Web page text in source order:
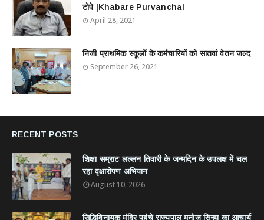
टोपे |Khabare Purvanchal
April 28, 2021
निजी प्राथमिक स्कूलों के कर्मचारियों को सातवां वेतन जल्द
September 26, 2021
RECENT POSTS
शिक्षा सम्राट लल्लन तिवारी के जन्मदिन के उपलक्ष में चल
रहा वृक्षारोपण अभियान
August 10, 2026
सिद्धिविनायक मंदिर पहुंचे राज्यपाल मनोज सिन्हा का आचार्य